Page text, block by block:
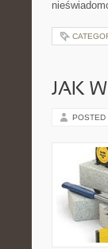
JAK
POSTED